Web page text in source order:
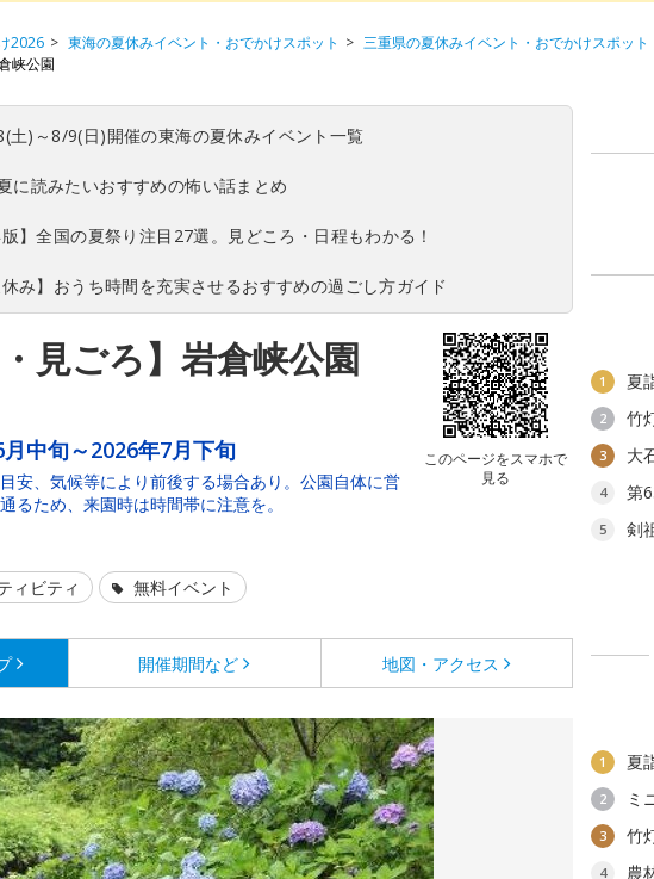
2026 東海の夏休みイベント・おでかけスポット 三重県の夏休みイベント・おでかけスポット
峡公園
土)～8/9(日)開催の東海の夏休みイベント一覧
に読みたいおすすめの怖い話まとめ
版】全国の夏祭り注目27選。見どころ・日程もわかる！
休み】おうち時間を充実させるおすすめの過ごし方ガイド
・見ごろ】岩倉峡公園
このページをスマホで
見る
中旬～2026年7月下旬
安、気候等により前後する場合あり。公園自体に営
るため、来園時は時間帯に注意を。
ィビティ 無料イベント
開催期間など 地図・アクセス
1 夏
2 竹
3 大
4 第
5
剣
1 夏
2 ミ
3 竹
4
農